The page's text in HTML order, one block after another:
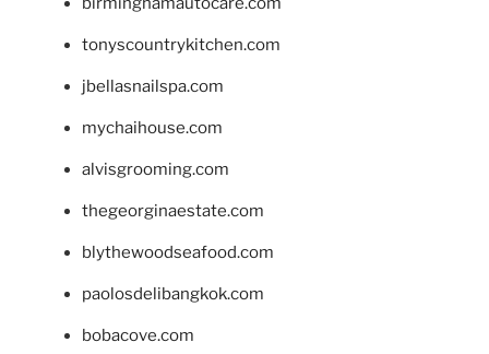
tonyscountrykitchen.com
jbellasnailspa.com
mychaihouse.com
alvisgrooming.com
thegeorginaestate.com
blythewoodseafood.com
paolosdelibangkok.com
bobacove.com